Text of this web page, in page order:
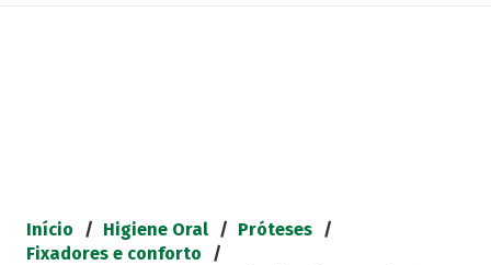
Início / Higiene Oral / Próteses /
Fixadores e conforto
/